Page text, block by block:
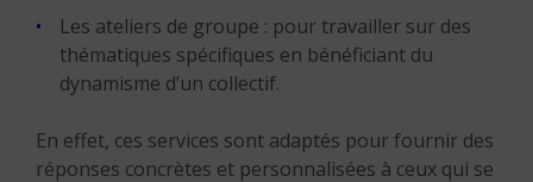
Les ateliers de groupe : pour travailler sur des
thématiques spécifiques en bénéficiant du
dynamisme d’un collectif.
En effet, ces services sont adaptés pour fournir des
réponses concrètes et personnalisées à ceux qui se